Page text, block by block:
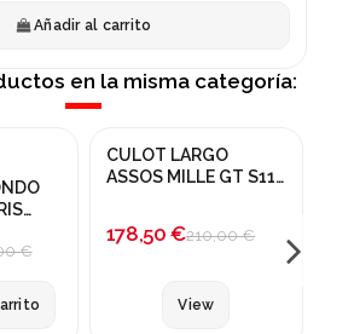
Añadir al carrito
en la misma categoría:
€
¡En oferta!
CULOT LARGO
ASSOS MILLE GT S11
178,50 €210,00 €
View